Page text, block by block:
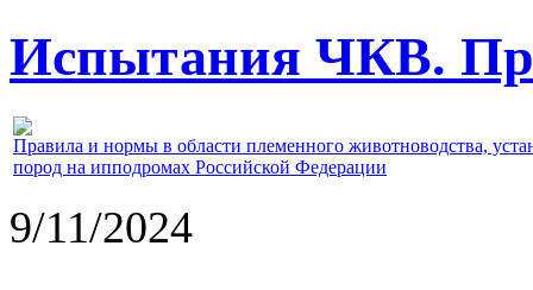
Испытания ЧКВ.
Правила и нормы в области племенного животноводства,
пород на ипподромах Российской Федерации
9/11/2024